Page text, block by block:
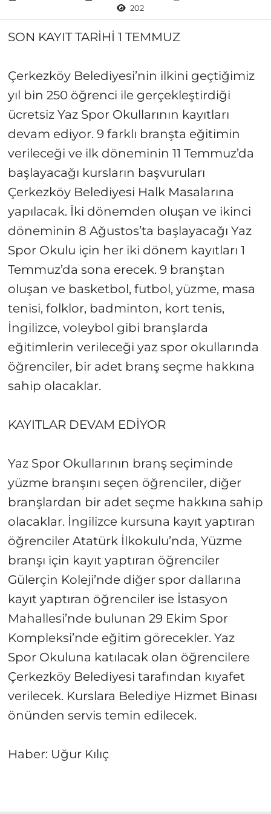
202
SON KAYIT TARİHİ 1 TEMMUZ
Çerkezköy Belediyesi’nin ilkini geçtiğimiz
yıl bin 250 öğrenci ile gerçekleştirdiği
ücretsiz Yaz Spor Okullarının kayıtları
devam ediyor. 9 farklı branşta eğitimin
verileceği ve ilk döneminin 11 Temmuz’da
başlayacağı kursların başvuruları
Çerkezköy Belediyesi Halk Masalarına
yapılacak. İki dönemden oluşan ve ikinci
döneminin 8 Ağustos’ta başlayacağı Yaz
Spor Okulu için her iki dönem kayıtları 1
Temmuz’da sona erecek. 9 branştan
oluşan ve basketbol, futbol, yüzme, masa
tenisi, folklor, badminton, kort tenis,
İngilizce, voleybol gibi branşlarda
eğitimlerin verileceği yaz spor okullarında
öğrenciler, bir adet branş seçme hakkına
sahip olacaklar.
KAYITLAR DEVAM EDİYOR
Yaz Spor Okullarının branş seçiminde
yüzme branşını seçen öğrenciler, diğer
branşlardan bir adet seçme hakkına sahip
olacaklar. İngilizce kursuna kayıt yaptıran
öğrenciler Atatürk İlkokulu’nda, Yüzme
branşı için kayıt yaptıran öğrenciler
Gülerçin Koleji’nde diğer spor dallarına
kayıt yaptıran öğrenciler ise İstasyon
Mahallesi’nde bulunan 29 Ekim Spor
Kompleksi’nde eğitim görecekler. Yaz
Spor Okuluna katılacak olan öğrencilere
Çerkezköy Belediyesi tarafından kıyafet
verilecek. Kurslara Belediye Hizmet Binası
önünden servis temin edilecek.
Haber: Uğur Kılıç